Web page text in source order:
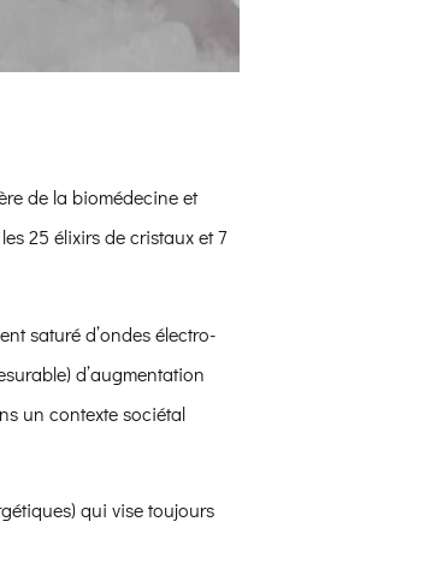
de la biomédecine et
25 élixirs de cristaux et 7
saturé d’ondes électro-
d’augmentation
un contexte sociétal
qui vise toujours